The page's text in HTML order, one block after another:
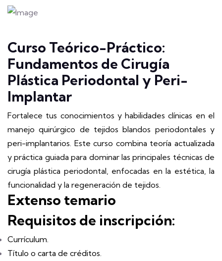
Curso Teórico-Práctico:
Fundamentos de Cirugía
Plástica Periodontal y Peri-
Implantar
Fortalece tus conocimientos y habilidades clínicas en el
manejo quirúrgico de tejidos blandos periodontales y
peri-implantarios. Este curso combina teoría actualizada
y práctica guiada para dominar las principales técnicas de
cirugía plástica periodontal, enfocadas en la estética, la
funcionalidad y la regeneración de tejidos.
Extenso temario
Requisitos de inscripción:
Currículum.
Título o carta de créditos.